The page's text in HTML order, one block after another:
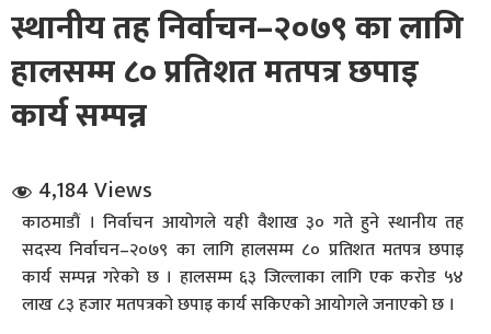
संवाद
स्थानीय तह निर्वाचन–२०७९ का लागि
हालसम्म ८० प्रतिशत मतपत्र छपाइ
कार्य सम्पन्न
4,184 Views
काठमाडौं । निर्वाचन आयोगले यही वैशाख ३० गते हुने स्थानीय तह
सदस्य निर्वाचन–२०७९ का लागि हालसम्म ८० प्रतिशत मतपत्र छपाइ
कार्य सम्पन्न गरेको छ । हालसम्म ६३ जिल्लाका लागि एक करोड ५४
लाख ८३ हजार मतपत्रको छपाइ कार्य सकिएको आयोगले जनाएको छ ।